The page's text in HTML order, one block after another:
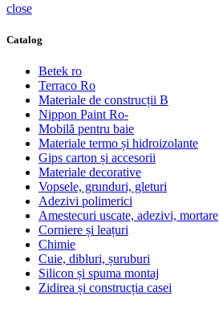
close
Catalog
Betek ro
Terraco Ro
Materiale de construcții B
Nippon Paint Ro-
Mobilă pentru baie
Materiale termo și hidroizolante
Gips carton și accesorii
Materiale decorative
Vopsele, grunduri, gleturi
Adezivi polimerici
Amestecuri uscate, adezivi, mortare
Corniere și leațuri
Chimie
Cuie, dibluri, șuruburi
Silicon și spuma montaj
Zidirea și construcția casei